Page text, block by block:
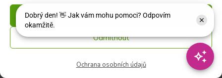
Příjmout
Odmítnout
Ochrana osobních údajů
Pernštejnem
Adresa provozovny:
Zahradní 291
593 01 Bystřice nad
Pernštejnem
Kariéra